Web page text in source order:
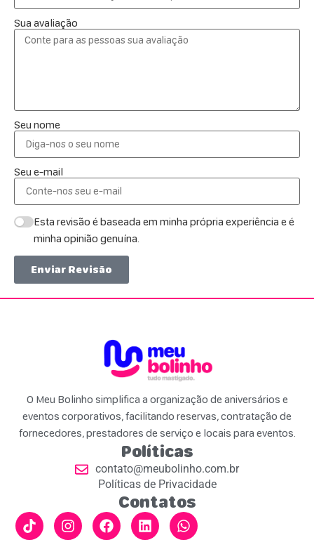
Sua avaliação
Seu nome
Seu e-mail
Esta revisão é baseada em minha própria experiência e é
minha opinião genuína.
Enviar Revisão
O Meu Bolinho simplifica a organização de aniversários e
eventos corporativos, facilitando reservas, contratação de
fornecedores, prestadores de serviço e locais para eventos.
Políticas
contato@meubolinho.com.br
Políticas de Privacidade
Contatos